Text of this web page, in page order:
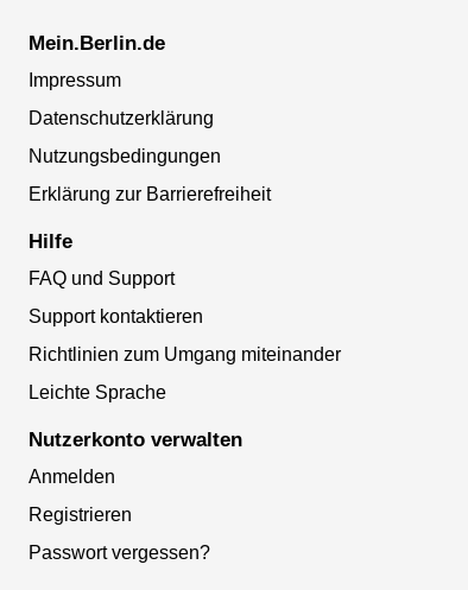
Mein.Berlin.de
Impressum
Datenschutzerklärung
Nutzungsbedingungen
Erklärung zur Barrierefreiheit
Hilfe
FAQ und Support
Support kontaktieren
Richtlinien zum Umgang miteinander
Leichte Sprache
Nutzerkonto verwalten
Anmelden
Registrieren
Passwort vergessen?